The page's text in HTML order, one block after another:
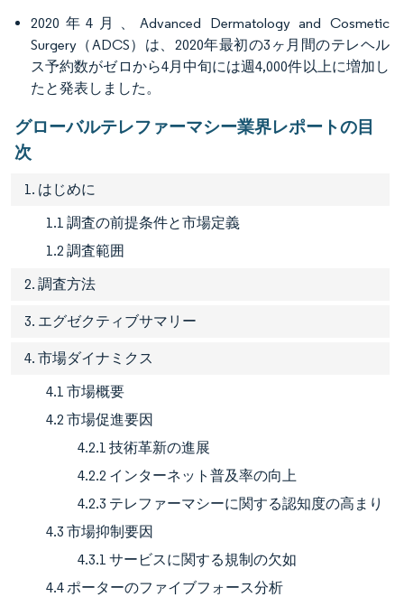
2020年4月、Advanced Dermatology and Cosmetic
Surgery（ADCS）は、2020年最初の3ヶ月間のテレヘル
ス予約数がゼロから4月中旬には週4,000件以上に増加し
たと発表しました。
グローバルテレファーマシー業界レポートの目
次
1. はじめに
1.1 調査の前提条件と市場定義
1.2 調査範囲
2. 調査方法
3. エグゼクティブサマリー
4. 市場ダイナミクス
4.1 市場概要
4.2 市場促進要因
4.2.1 技術革新の進展
4.2.2 インターネット普及率の向上
4.2.3 テレファーマシーに関する認知度の高まり
4.3 市場抑制要因
4.3.1 サービスに関する規制の欠如
4.4 ポーターのファイブフォース分析